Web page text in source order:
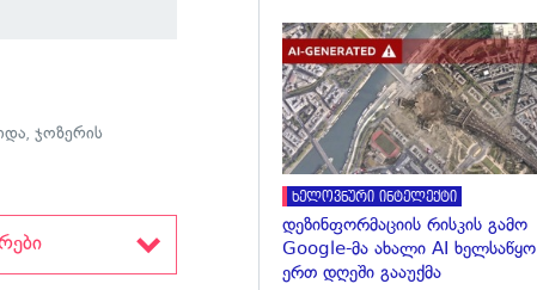
,ჯოზერის
ხელოვნური ინტელექტი
დეზინფორმაციის რისკის გამო
Google-მა ახალი AI ხელსაწყო
ერთ დღეში გააუქმა